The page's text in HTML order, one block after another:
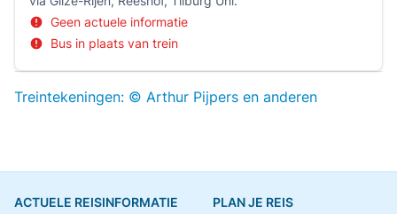
Geen actuele informatie
Bus in plaats van trein
Treintekeningen: © Arthur Pijpers en anderen
ACTUELE REISINFORMATIE PLAN JE REIS